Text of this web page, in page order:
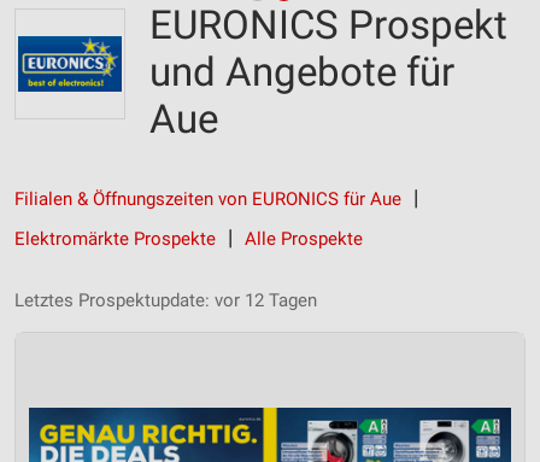
EURONICS Prospekt
und Angebote für
Aue
Filialen & Öffnungszeiten von EURONICS für Aue
Elektromärkte Prospekte
Alle Prospekte
Letztes Prospektupdate: vor 12 Tagen